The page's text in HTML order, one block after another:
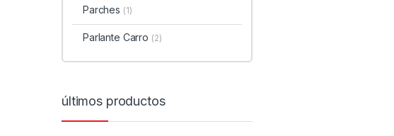
Parches (1)
Parlante Carro (2)
últimos productos